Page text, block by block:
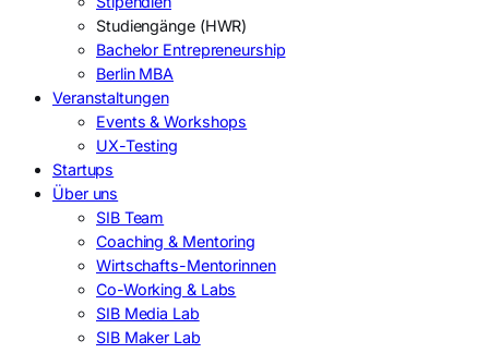
Studiengänge (HWR)
Bachelor Entrepreneurship
Berlin MBA
Veranstaltungen
Events & Workshops
UX-Testing
Startups
Über uns
SIB Team
Coaching & Mentoring
Wirtschafts-Mentorinnen
Co-Working & Labs
SIB Media Lab
SIB Maker Lab